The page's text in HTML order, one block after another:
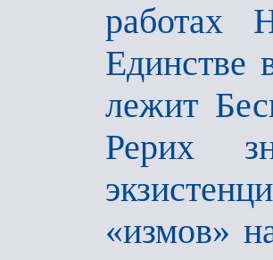
Единстве
лежит
Рерих
«измов»